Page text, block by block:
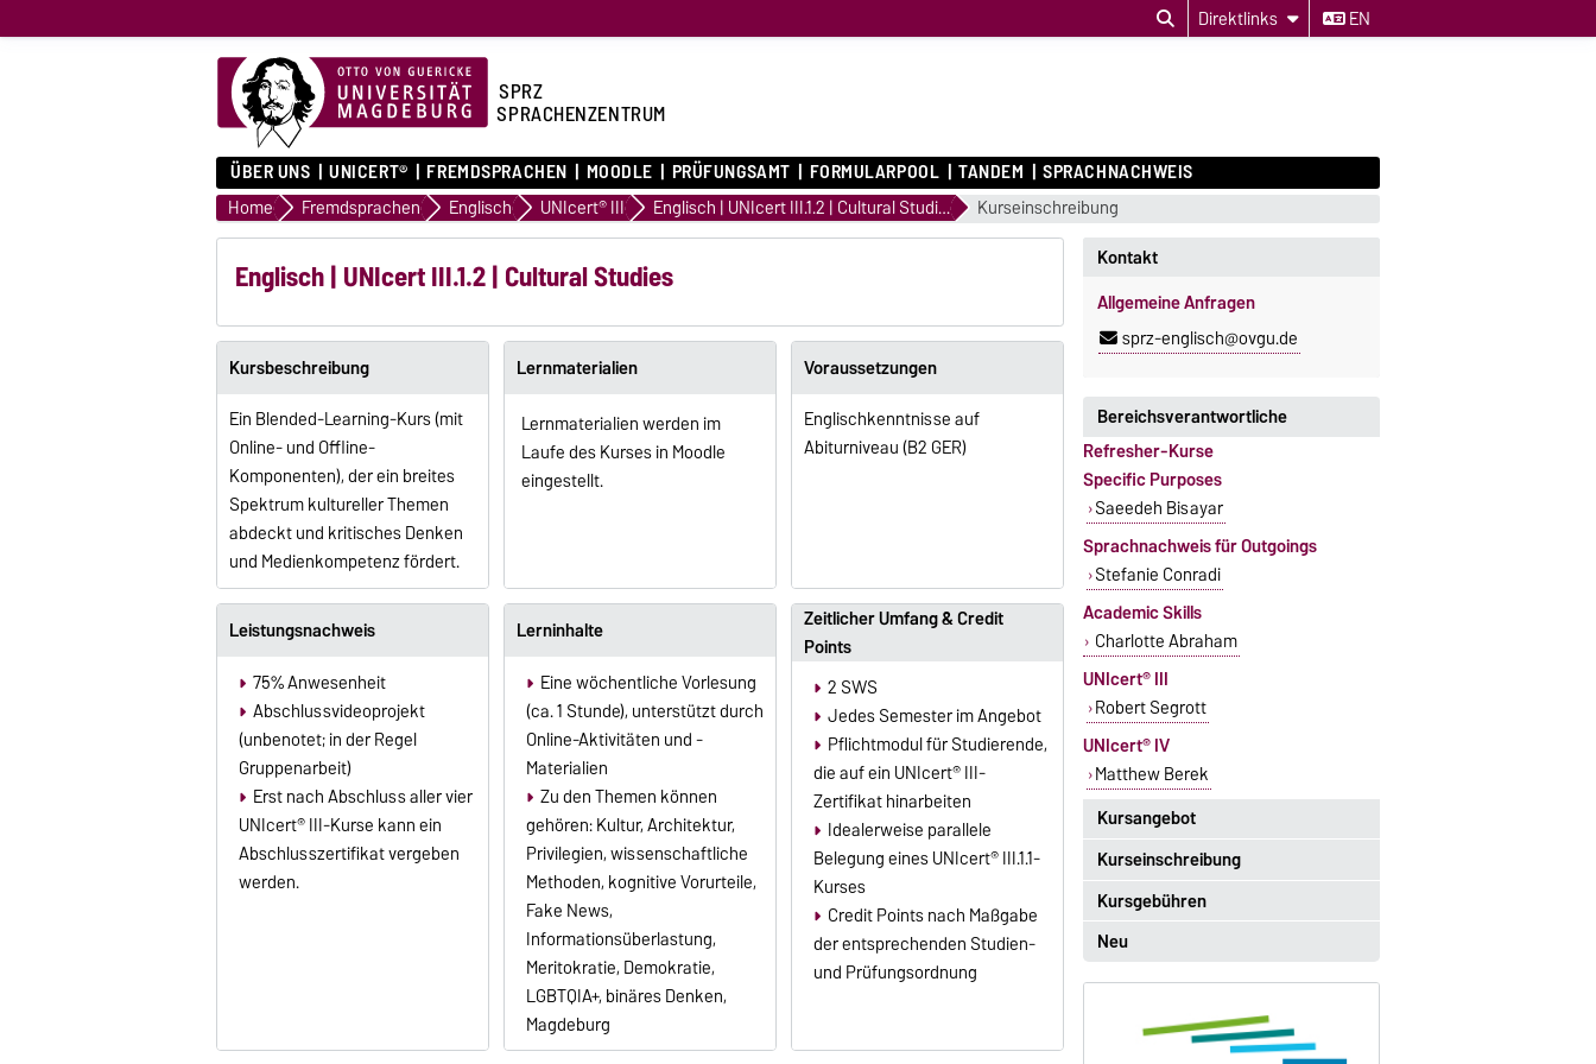
Direktlinks EN
SPRZ
SPRACHENZENTRUM
ÜBER UNS UNICERT® FREMDSPRACHEN MOODLE PRÜFUNGSAMT FORMULARPOOL TANDEM SPRACHNACHWEIS
Home Fremdsprachen Englisch UNIcert® III Englisch | UNIcert III.1.2 | Cultural Studies Kurseinschreibung
Englisch | UNIcert III.1.2 | Cultural Studies
Kursbeschreibung
Ein Blended-Learning-Kurs (mit
Online- und Offline-
Komponenten), der ein breites
Spektrum kultureller Themen
abdeckt und kritisches Denken
und Medienkompetenz fördert.
Lernmaterialien
Lernmaterialien werden im
Laufe des Kurses in Moodle
eingestellt.
Voraussetzungen
Englischkenntnisse auf
Abiturniveau (B2 GER)
Leistungsnachweis
75% Anwesenheit
Abschlussvideoprojekt
(unbenotet; in der Regel
Gruppenarbeit)
Erst nach Abschluss aller vier
UNIcert® III-Kurse kann ein
Abschlusszertifikat vergeben
werden.
Lerninhalte
Eine wöchentliche Vorlesung
(ca. 1 Stunde), unterstützt durch
Online-Aktivitäten und -
Materialien
Zu den Themen können
gehören: Kultur, Architektur,
Privilegien, wissenschaftliche
Methoden, kognitive Vorurteile,
Fake News,
Informationsüberlastung,
Meritokratie, Demokratie,
LGBTQIA+, binäres Denken,
Magdeburg
Zeitlicher Umfang & Credit
Points
2 SWS
Jedes Semester im Angebot
Pflichtmodul für Studierende,
die auf ein UNIcert® III-
Zertifikat hinarbeiten
Idealerweise parallele
Belegung eines UNIcert® III.1.1-
Kurses
Credit Points nach Maßgabe
der entsprechenden Studien-
und Prüfungsordnung
Kontakt
Allgemeine Anfragen
sprz-englisch@ovgu.de
Kurseinschreibung
Einschreibezeitraum:
5. Oktober 2026, 9.00 Uhr bis
23. Oktober 2026, 18 Uhr
OVGU-Account
Kursangebot
Das aktuelle Kursangebot für
Englisch finden Sie
Bereichsverantwortliche
Refresher-Kurse
Specific Purposes
Saeedeh Bisayar
Sprachnachweis für Outgoings
Stefanie Conradi
Academic Skills
Charlotte Abraham
UNIcert® III
Robert Segrott
UNIcert® IV
Matthew Berek
Kursgebühren
Sprachkurse sind i. d. R.
gebührenpflichtig.
Gebühren
Gebührenrückerstattung
Neu